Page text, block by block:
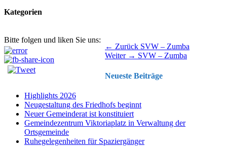
Kategorien
Bitte folgen und liken Sie uns:
Beitragsnavigation ← Zurück Vorhergehender
Beitrag:
SVW – Zumba
Weiter → Nächster
SVW – Zumba
Neueste Beiträge
Highlights 2026
Neugestaltung des Friedhofs beginnt
Neuer Gemeinderat ist konstituiert
Gemeindezentrum Viktoriaplatz in Verwaltung der
Ortsgemeinde
Ruhegelegenheiten für Spaziergänger